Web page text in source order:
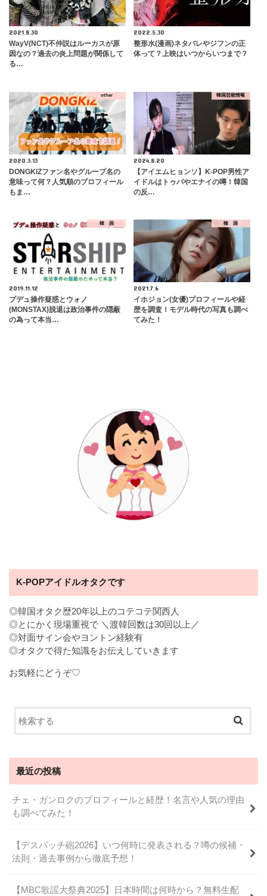
2021.8.30
WayV(NCT)不仲説はルーカスが原
因なの？過去の炎上問題が関係して
る…
2022.5.30
整形水(漫画)ネタバレやジフンの正
体って？上映はいつからいつまで？
other
2020.3.13
DONGKIZファン名やグループ名の
意味って何？人気順のプロフィール
もま…
韓国芸能情報
2024.8.20
【アイエムヒョンソ】K-POP男性ア
イドルはトゥバやエナイの噂！韓国
の反…
韓 国
2019.11.12
プデュ操作疑惑とウォノ
(MONSTAX)脱退は政治事件の隠蔽
の為って本当…
韓 国
2021.7.6
イホジョン(女優)プロフィールや経
歴を調査！モデル時代の写真も調べ
てみた！
K-POPアイドルオタクです
◎韓国オタク歴20年以上のコテコテ関西人
◎とにかく現場重視で ＼渡韓回数は30回以上／
◎対面サイン会やヨントン経験有
◎オタクで得た知識をお伝えしていきます
お気軽にどうぞ♡
最近の投稿
チェ・ガンロクのプロフィールと経歴！名言や人気の理由
も調べてみた！
【デスパッチ砲2026】いつ何時に発表される？噂の候補・
法則・過去事例から徹底予想！
【MBC歌謡大祭典2025】日本時間は何時から？無料生配